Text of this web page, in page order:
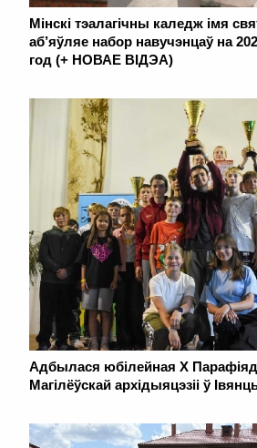
Мінскі тэалагічны каледж імя
аб’яўляе набор навучэнцаў на
год (+ НОВАЕ ВІДЭА)
Адбылася юбілейная Х
Магілёўскай архідыяцэзіі ў